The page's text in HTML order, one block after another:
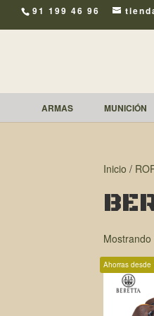
91 199 46 96
ARMAS MUNICIÓN
Inicio /
Ahorras desde